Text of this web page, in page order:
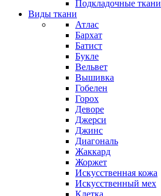
Подкладочные ткани
Виды ткани
Атлас
Бархат
Батист
Букле
Вельвет
Вышивка
Гобелен
Горох
Деворе
Джерси
Джинс
Диагональ
Жаккард
Жоржет
Искусственная кожа
Искусственный мех
Клетка